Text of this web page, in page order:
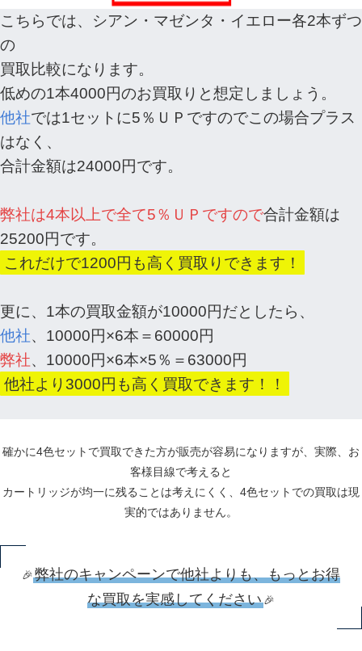
こちらでは、シアン・マゼンタ・イエロー各2本ずつ
の
買取比較になります。
低めの1本4000円のお買取りと想定しましょう。
他社では1セットに5％ＵＰですのでこの場合プラス
はなく、
合計金額は24000円です。
弊社は4本以上で全て5％ＵＰですので合計金額は
25200円です。
これだけで1200円も高く買取りできます！
更に、1本の買取金額が10000円だとしたら、
他社、10000円×6本＝60000円
弊社、10000円×6本×5％＝63000円
他社より3000円も高く買取できます！！
確かに4色セットで買取できた方が販売が容易になりますが、実際、お
客様目線で考えると
カートリッジが均一に残ることは考えにくく、4色セットでの買取は現
実的ではありません。
🎉弊社のキャンペーンで他社よりも、もっとお得
な買取を実感してください🎉